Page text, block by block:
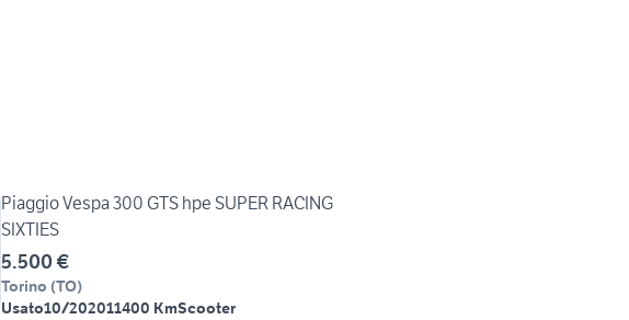
Piaggio Vespa 300 GTS hpe SUPER RACING
SIXTIES
5.500 €
Torino (TO)
Usato10/202011400 KmScooter